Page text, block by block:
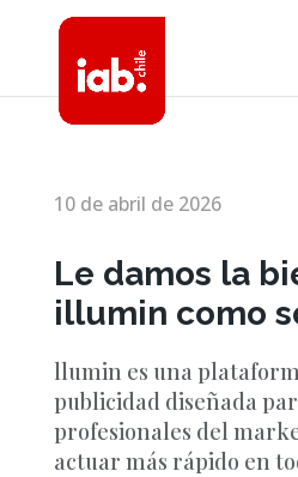
10 de abril de 2026
Le damos la
illumin como
llumin es una
publicidad diseñada
profesionales del
actuar más rápido en